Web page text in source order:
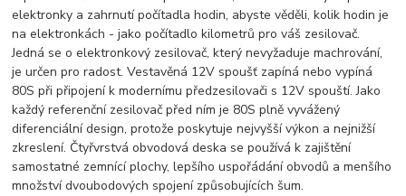
elektronky a zahrnutí počítadla hodin, abyste věděli, kolik hodin je
na elektronkách - jako počítadlo kilometrů pro váš zesilovač.
Jedná se o elektronkový zesilovač, který nevyžaduje machrování,
je určen pro radost. Vestavěná 12V spoušť zapíná nebo vypíná
80S při připojení k modernímu předzesilovači s 12V spouští. Jako
každý referenční zesilovač před ním je 80S plně vyvážený
diferenciální design, protože poskytuje nejvyšší výkon a nejnižší
zkreslení. Čtyřvrstvá obvodová deska se používá k zajištění
samostatné zemnící plochy, lepšího uspořádání obvodů a menšího
množství dvoubodových spojení způsobujících šum.